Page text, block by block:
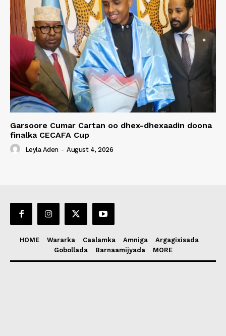
Garsoore Cumar Cartan oo dhex-dhexaadin doona
finalka CECAFA Cup
Leyla Aden - August 4, 2026
HOME Wararka Caalamka Amniga
Argagixisada
Gobollada
Barnaamijyada MORE